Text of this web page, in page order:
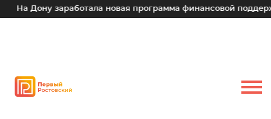
Дону заработала новая программа финансовой поддержки